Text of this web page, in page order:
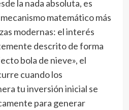
la nada absoluta, es
matemático más
modernas: el interés
descrito de forma
bola de nieve», el
cuando los
tu inversión inicial se
para generar